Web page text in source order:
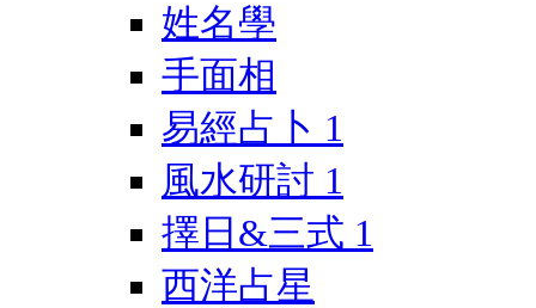
姓名學
手面相
易經占卜 1
風水研討 1
擇日&三式 1
西洋占星